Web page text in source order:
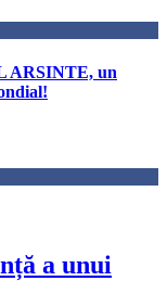
ARSINTE, un
a unui